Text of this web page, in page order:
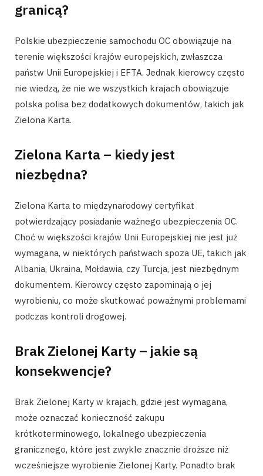
granicą?
Polskie ubezpieczenie samochodu OC obowiązuje na
terenie większości krajów europejskich, zwłaszcza
państw Unii Europejskiej i EFTA. Jednak kierowcy często
nie wiedzą, że nie we wszystkich krajach obowiązuje
polska polisa bez dodatkowych dokumentów, takich jak
Zielona Karta.
Zielona Karta – kiedy jest
niezbędna?
Zielona Karta to międzynarodowy certyfikat
potwierdzający posiadanie ważnego ubezpieczenia OC.
Choć w większości krajów Unii Europejskiej nie jest już
wymagana, w niektórych państwach spoza UE, takich jak
Albania, Ukraina, Mołdawia, czy Turcja, jest niezbędnym
dokumentem. Kierowcy często zapominają o jej
wyrobieniu, co może skutkować poważnymi problemami
podczas kontroli drogowej.
Brak Zielonej Karty – jakie są
konsekwencje?
Brak Zielonej Karty w krajach, gdzie jest wymagana,
może oznaczać konieczność zakupu
krótkoterminowego, lokalnego ubezpieczenia
granicznego, które jest zwykle znacznie droższe niż
wcześniejsze wyrobienie Zielonej Karty. Ponadto brak